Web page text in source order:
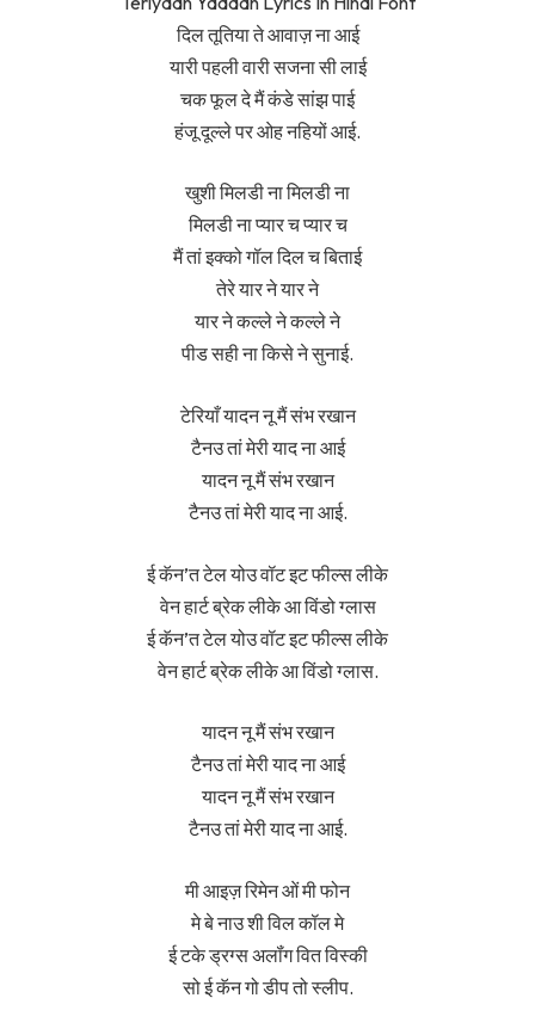
दिल तूतिया ते आवाज़ ना आई
यारी पहली वारी सजना सी लाई
चक फूल दे मैं कंडे सांझ पाई
हंजू दूल्ले पर ओह नहियों आई.
खुशी मिलडी ना मिलडी ना
मिलडी ना प्यार च प्यार च
मैं तां इक्को गॉल दिल च बिताई
तेरे यार ने यार ने
यार ने कल्ले ने कल्ले ने
पीड सही ना किसे ने सुनाई.
टेरियाँ यादन नू मैं संभ रखान
टैनउ तां मेरी याद ना आई
यादन नू मैं संभ रखान
टैनउ तां मेरी याद ना आई.
ई कॅन’त टेल योउ वॉट इट फील्स लीके
वेन हार्ट ब्रेक लीके आ विंडो ग्लास
ई कॅन’त टेल योउ वॉट इट फील्स लीके
वेन हार्ट ब्रेक लीके आ विंडो ग्लास.
यादन नू मैं संभ रखान
टैनउ तां मेरी याद ना आई
यादन नू मैं संभ रखान
टैनउ तां मेरी याद ना आई.
मी आइज़ रिमेन ओं मी फोन
मे बे नाउ शी विल कॉल मे
ई टके ड्रग्स अलॉंग वित विस्की
सो ई कॅन गो डीप तो स्लीप.